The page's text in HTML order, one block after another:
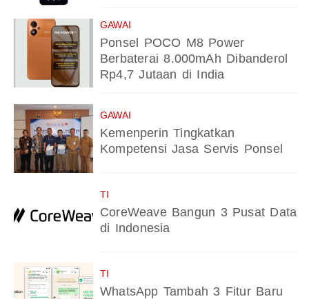
GAWAI
Ponsel POCO M8 Power
Berbaterai 8.000mAh Dibanderol
Rp4,7 Jutaan di India
GAWAI
Kemenperin Tingkatkan
Kompetensi Jasa Servis Ponsel
TI
CoreWeave Bangun 3 Pusat Data
di Indonesia
TI
WhatsApp Tambah 3 Fitur Baru